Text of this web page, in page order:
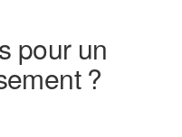
pour un
?